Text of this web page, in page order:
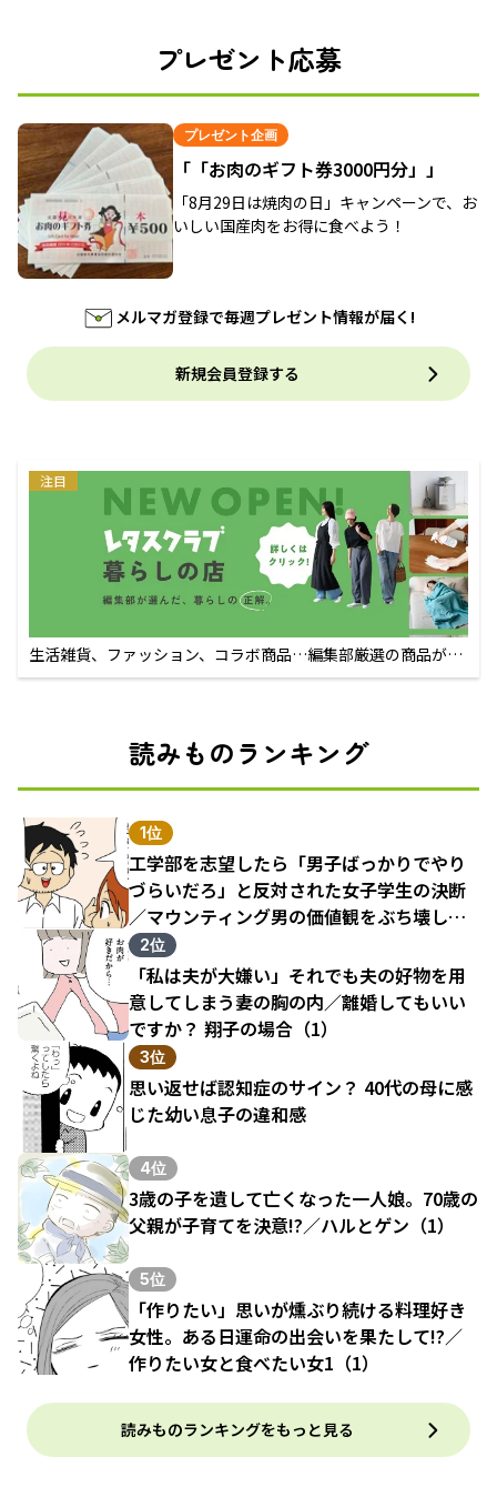
プレゼント応募
プレゼント企画
「「お肉のギフト券3000円分」」
「8月29日は焼肉の日」キャンペーンで、お
いしい国産肉をお得に食べよう！
メルマガ登録で毎週プレゼント情報が届く!
新規会員登録する
注目
生活雑貨、ファッション、コラボ商品…編集部厳選の商品が買
えるECサイト
読みものランキング
1位
工学部を志望したら「男子ばっかりでやり
づらいだろ」と反対された女子学生の決断
／マウンティング男の価値観をぶち壊した
結果（1）
2位
「私は夫が大嫌い」それでも夫の好物を用
意してしまう妻の胸の内／離婚してもいい
ですか？ 翔子の場合（1）
3位
思い返せば認知症のサイン？ 40代の母に感
じた幼い息子の違和感
4位
3歳の子を遺して亡くなった一人娘。70歳の
父親が子育てを決意!?／ハルとゲン（1）
5位
「作りたい」思いが燻ぶり続ける料理好き
女性。ある日運命の出会いを果たして!?／
作りたい女と食べたい女1（1）
読みものランキングをもっと見る